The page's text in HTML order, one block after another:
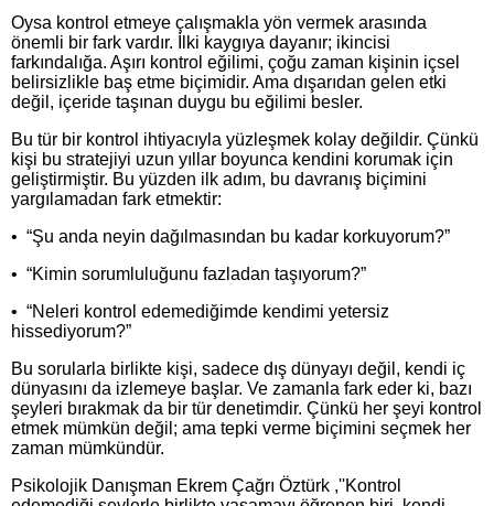
Oysa kontrol etmeye çalışmakla yön vermek arasında
önemli bir fark vardır. İlki kaygıya dayanır; ikincisi
farkındalığa. Aşırı kontrol eğilimi, çoğu zaman kişinin içsel
belirsizlikle baş etme biçimidir. Ama dışarıdan gelen etki
değil, içeride taşınan duygu bu eğilimi besler.
Bu tür bir kontrol ihtiyacıyla yüzleşmek kolay değildir. Çünkü
kişi bu stratejiyi uzun yıllar boyunca kendini korumak için
geliştirmiştir. Bu yüzden ilk adım, bu davranış biçimini
yargılamadan fark etmektir:
• “Şu anda neyin dağılmasından bu kadar korkuyorum?”
• “Kimin sorumluluğunu fazladan taşıyorum?”
• “Neleri kontrol edemediğimde kendimi yetersiz
hissediyorum?”
Bu sorularla birlikte kişi, sadece dış dünyayı değil, kendi iç
dünyasını da izlemeye başlar. Ve zamanla fark eder ki, bazı
şeyleri bırakmak da bir tür denetimdir. Çünkü her şeyi kontrol
etmek mümkün değil; ama tepki verme biçimini seçmek her
zaman mümkündür.
Psikolojik Danışman Ekrem Çağrı Öztürk ,''Kontrol